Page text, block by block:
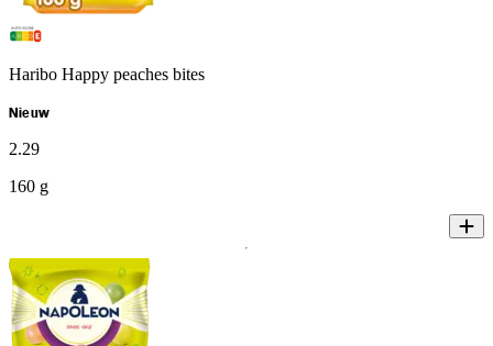
Haribo Happy peaches bites
Nieuw
2.29
160 g